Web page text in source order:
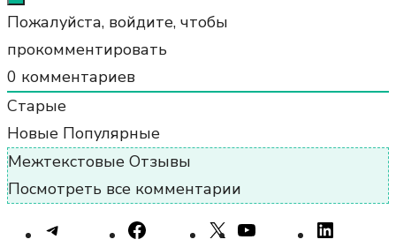
Пожалуйста, войдите, чтобы
прокомментировать
0 комментариев
Старые
Новые Популярные
Межтекстовые Отзывы
Посмотреть все комментарии